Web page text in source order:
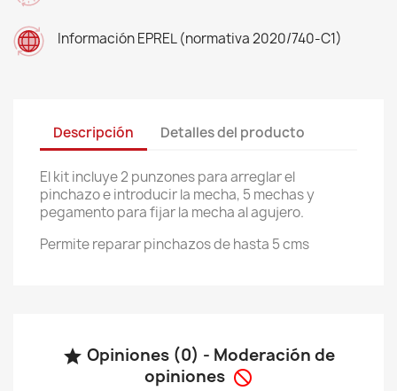
Información EPREL (normativa 2020/740-C1)
Descripción Detalles del producto
El kit incluye 2 punzones para arreglar el
pinchazo e introducir la mecha, 5 mechas y
pegamento para fijar la mecha al agujero.
Permite reparar pinchazos de hasta 5 cms
 Opiniones (0) - Moderación de
opiniones 